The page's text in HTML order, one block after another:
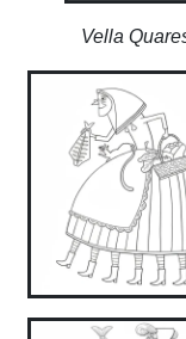
Vella